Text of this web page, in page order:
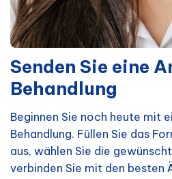
Senden Sie eine
Behandlung
Beginnen Sie noch heute mit
Behandlung. Füllen Sie das
aus, wählen Sie die
verbinden Sie mit den besten